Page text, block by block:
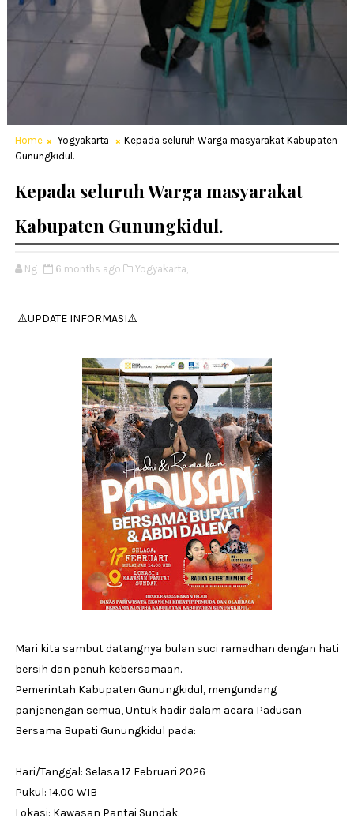
Home Yogyakarta
Kepada seluruh Warga masyarakat Kabupaten
Gunungkidul.
Kepada seluruh Warga masyarakat
Kabupaten Gunungkidul.
Ng 6 months ago Yogyakarta,
⚠️UPDATE INFORMASI⚠️
Mari kita sambut datangnya bulan suci ramadhan dengan hati
bersih dan penuh kebersamaan.
Pemerintah Kabupaten Gunungkidul, mengundang
panjenengan semua, Untuk hadir dalam acara Padusan
Bersama Bupati Gunungkidul pada:
Hari/Tanggal: Selasa 17 Februari 2026
Pukul: 14.00 WIB
Lokasi: Kawasan Pantai Sundak.